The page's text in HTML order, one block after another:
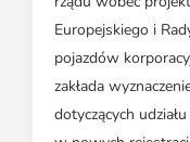
Europejskiego i
pojazdów
zakłada
dotyczących